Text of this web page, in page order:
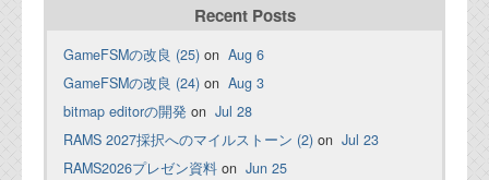
Recent Posts
GameFSMの改良 (25) on Aug 6
GameFSMの改良 (24) on Aug 3
bitmap editorの開発 on Jul 28
RAMS 2027採択へのマイルストーン (2) on Jul 23
RAMS2026プレゼン資料 on Jun 25